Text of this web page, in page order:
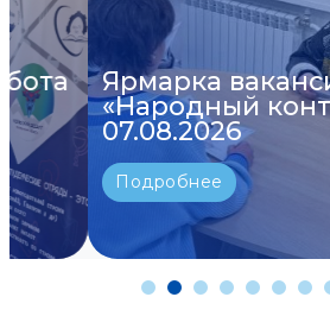
Ярмарка вакансий с
«Народный
07.08.2026
Подробнее